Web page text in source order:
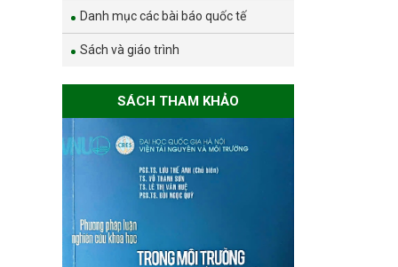
Danh mục các bài báo quốc tế
Sách và giáo trình
SÁCH THAM KHẢO